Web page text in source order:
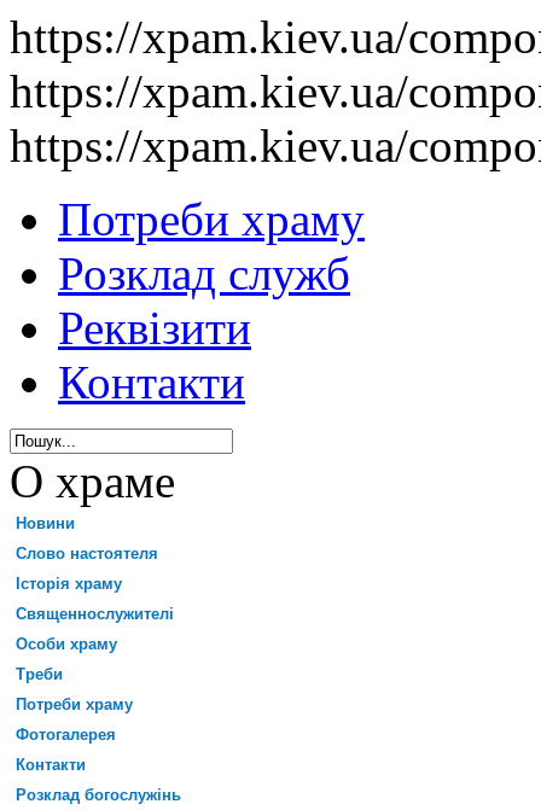
https://xpam.kiev.ua/
https://xpam.kiev.ua/
https://xpam.kiev.ua/
Потреби храму
Розклад служб
Реквізити
Контакти
О храме
Новини
Слово настоятеля
Історія храму
Священнослужителі
Особи храму
Треби
Потреби храму
Фотогалерея
Контакти
Розклад богослужінь